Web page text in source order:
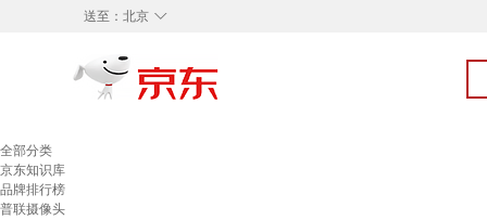
◇
送至： 北京
全部分类
京东知识库
品牌排行榜
普联摄像头